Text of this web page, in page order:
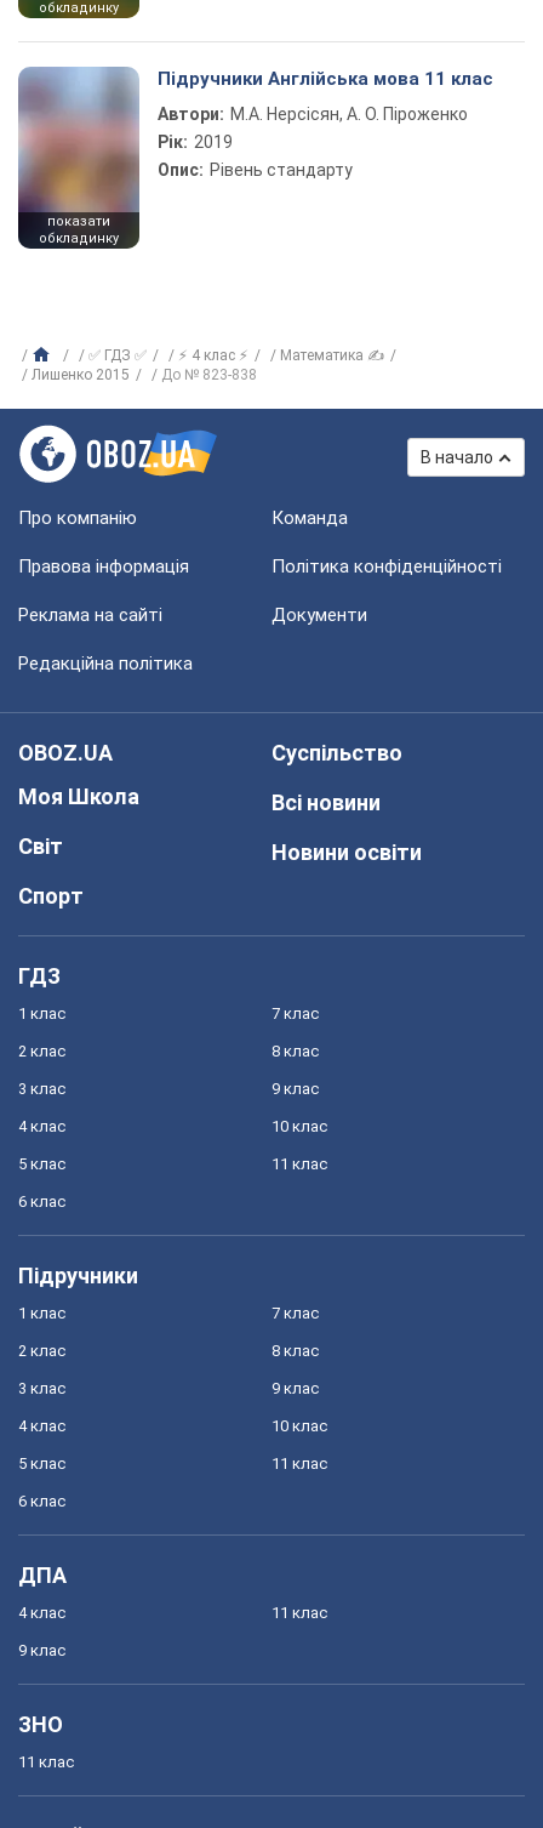
обкладинку
показати
обкладинку
Підручники Англійська мова 11 клас
Автори: М.А. Нерсісян, А. О. Піроженко
Рік: 2019
Опис: Рівень стандарту
✅ ГДЗ ✅ ⚡ 4 клас ⚡
Математика ✍
Лишенко 2015
До № 823-838
В начало
Про компанію Команда
Правова інформація Політика конфіденційності
Реклама на сайті Документи
Редакційна політика
OBOZ.UA
Моя Школа
Світ
Спорт
Суспільство
Всі новини
Новини освіти
ГДЗ
1 клас
2 клас
3 клас
4 клас
5 клас
6 клас
7 клас
8 клас
9 клас
10 клас
11 клас
Підручники
1 клас
2 клас
3 клас
4 клас
5 клас
6 клас
7 клас
8 клас
9 клас
10 клас
11 клас
ДПА
4 клас
9 клас
11 клас
ЗНО
11 клас